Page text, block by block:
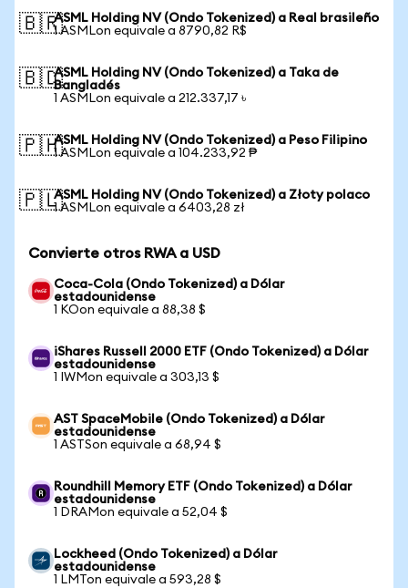
🇧🇷ASML Holding NV (Ondo Tokenized) a Real brasileño
1 ASMLon equivale a 8790,82 R$
🇧🇩ASML Holding NV (Ondo Tokenized) a Taka de
Bangladés
1 ASMLon equivale a 212.337,17 ৳
🇵🇭ASML Holding NV (Ondo Tokenized) a Peso Filipino
1 ASMLon equivale a 104.233,92 ₱
🇵🇱ASML Holding NV (Ondo Tokenized) a Złoty polaco
1 ASMLon equivale a 6403,28 zł
Convierte otros RWA a USD
Coca-Cola (Ondo Tokenized) a Dólar
estadounidense
1 KOon equivale a 88,38 $
iShares Russell 2000 ETF (Ondo Tokenized) a Dólar
estadounidense
1 IWMon equivale a 303,13 $
AST SpaceMobile (Ondo Tokenized) a Dólar
estadounidense
1 ASTSon equivale a 68,94 $
Roundhill Memory ETF (Ondo Tokenized) a Dólar
estadounidense
1 DRAMon equivale a 52,04 $
Lockheed (Ondo Tokenized) a Dólar
estadounidense
1 LMTon equivale a 593,28 $